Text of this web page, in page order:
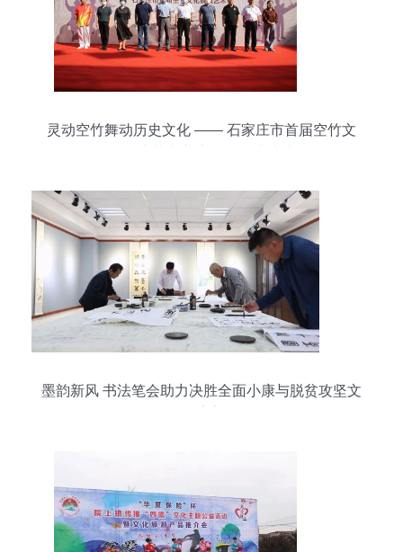
灵动空竹舞动历史文化 —— 石家庄市首届空竹文
墨韵新风 书法笔会助力决胜全面小康与脱贫攻坚文